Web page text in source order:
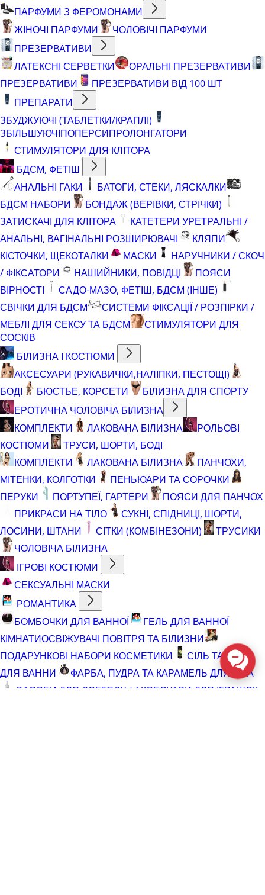
ПАРФУМИ З ФЕРОМОНАМИ
ЖІНОЧІ ПАРФУМИ
ЧОЛОВІЧІ ПАРФУМИ
ПРЕЗЕРВАТИВИ
ЛАТЕКСНІ СЕРВЕТКИ
ОРАЛЬНІ ПРЕЗЕРВАТИВИ
ПРЕЗЕРВАТИВИ
ПРЕЗЕРВАТИВИ ВІД 100 ШТ
ПРЕПАРАТИ
ЗБУДЖУЮЧІ (ТАБЛЕТКИ/КРАПЛІ)
ЗБІЛЬШУЮЧІПОПЕРСИПРОЛОНГАТОРИ
СТИМУЛЯТОРИ ДЛЯ КЛІТОРА
БДСМ, ФЕТІШ
АНАЛЬНІ ГАКИ
БАТОГИ, СТЕКИ, ЛЯСКАЛКИ
БДСМ НАБОРИ
БОНДАЖ (ВЕРІВКИ, СТРІЧКИ)
ЗАТИСКАЧІ ДЛЯ КЛІТОРА
КАТЕТЕРИ УРЕТРАЛЬНІ /
АНАЛЬНІ, ВАГІНАЛЬНІ РОЗШИРЮВАЧІ
КЛЯПИ
КІСТОЧКИ, ЩЕКОТАЛКИ
МАСКИ
НАРУЧНИКИ / СКОЧ
/ ФІКСАТОРИ
НАШИЙНИКИ, ПОВІДЦІ
ПОЯСИ
ВІРНОСТІ
САДО-МАЗО, ФЕТІШ, БДСМ (ІНШЕ)
СВІЧКИ ДЛЯ БДСМ
СИСТЕМИ ФІКСАЦІЇ / РОЗПІРКИ /
МЕБЛІ ДЛЯ СЕКСУ ТА БДСМ
СТИМУЛЯТОРИ ДЛЯ
СОСКІВ
БІЛИЗНА І КОСТЮМИ
АКСЕСУАРИ (РУКАВИЧКИ,НАЛІПКИ, ПЕСТОЩІ)
БОДІ
БЮСТЬЕ, КОРСЕТИ
БІЛИЗНА ДЛЯ СПОРТУ
ЕРОТИЧНА ЧОЛОВІЧА БІЛИЗНА
КОМПЛЕКТИ
ЛАКОВАНА БІЛИЗНА
РОЛЬОВІ
КОСТЮМИ
ТРУСИ, ШОРТИ, БОДІ
КОМПЛЕКТИ
ЛАКОВАНА БІЛИЗНА
ПАНЧОХИ,
МІТЕНКИ, КОЛГОТКИ
ПЕНЬЮАРИ ТА СОРОЧКИ
ПЕРУКИ
ПОРТУПЕЇ, ГАРТЕРИ
ПОЯСИ ДЛЯ ПАНЧОХ
ПРИКРАСИ НА ТІЛО
СУКНІ, СПІДНИЦІ, ШОРТИ,
ЛОСИНИ, ШТАНИ
СІТКИ (КОМБІНЕЗОНИ)
ТРУСИКИ
ЧОЛОВІЧА БІЛИЗНА
ІГРОВІ КОСТЮМИ
СЕКСУАЛЬНІ МАСКИ
РОМАНТИКА
БОМБОЧКИ ДЛЯ ВАННОЇ
ГЕЛЬ ДЛЯ ВАННОЇ
КІМНАТИОСВІЖУВАЧІ ПОВІТРЯ ТА БІЛИЗНИ
ПОДАРУНКОВІ НАБОРИ КОСМЕТИКИ
СІЛЬ ТА ПІНА
ДЛЯ ВАННИ
ФАРБА, ПУДРА ТА КАРАМЕЛЬ ДЛЯ ТІЛА
ЗАСОБИ ДЛЯ ДОГЛЯДУ / АКСЕСУАРИ ДЛЯ ІГРАШОК